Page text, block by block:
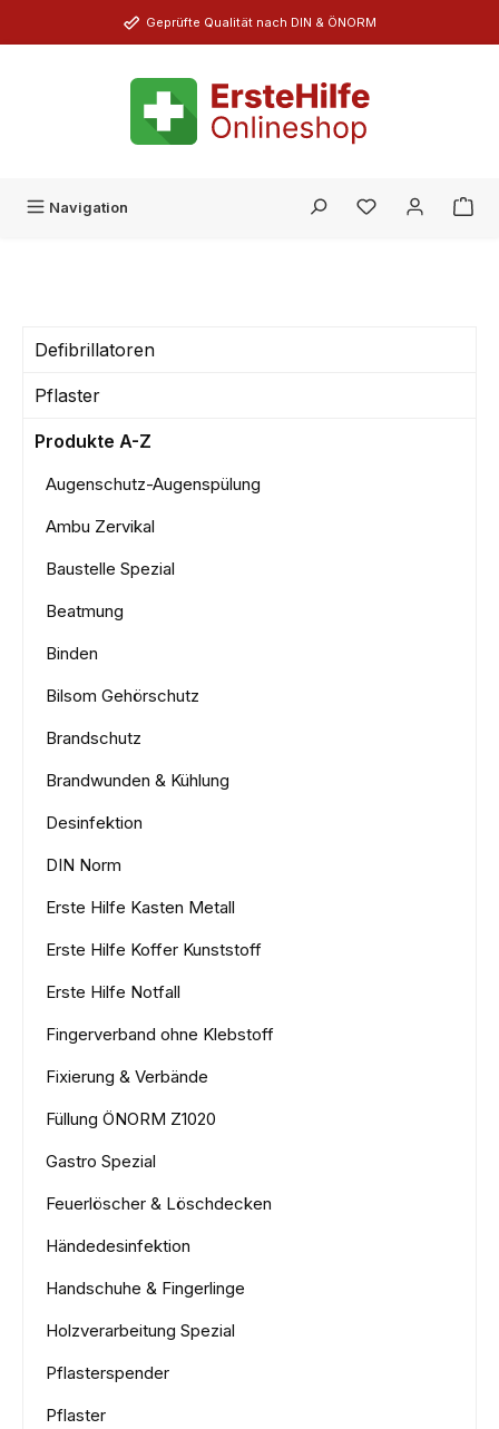
Zum Hauptinhalt springenGeprüfte Qualität nach DIN & ÖNORM
Navigation Du hast 0
Defibrillatoren
Pflaster
Produkte A-Z
Augenschutz-Augenspülung
Ambu Zervikal
Baustelle Spezial
Beatmung
Binden
Bilsom Gehörschutz
Brandschutz
Brandwunden & Kühlung
Desinfektion
DIN Norm
Erste Hilfe Kasten Metall
Erste Hilfe Koffer Kunststoff
Erste Hilfe Notfall
Fingerverband ohne Klebstoff
Fixierung & Verbände
Füllung ÖNORM Z1020
Gastro Spezial
Feuerlöscher & Löschdecken
Händedesinfektion
Handschuhe & Fingerlinge
Holzverarbeitung Spezial
Pflasterspender
Pflaster